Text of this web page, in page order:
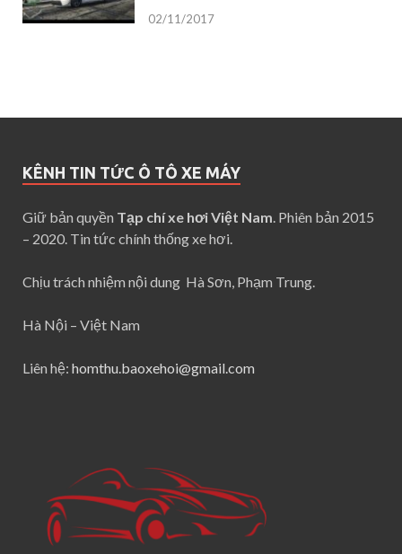
02/11/2017
KÊNH TIN TỨC Ô TÔ XE MÁY
Giữ bản quyền Tạp chí xe hơi Việt Nam. Phiên bản 2015
– 2020. Tin tức chính thống xe hơi.
Chịu trách nhiệm nội dung Hà Sơn, Phạm Trung.
Hà Nội – Việt Nam
Liên hệ: homthu.baoxehoi@gmail.com